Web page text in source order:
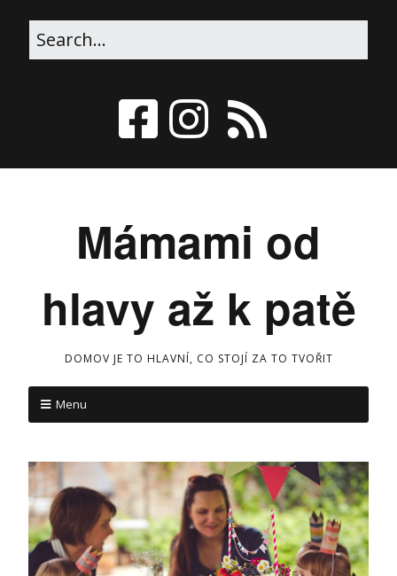
Mámami od
hlavy až k patě
DOMOV JE TO HLAVNÍ, CO STOJÍ ZA TO TVOŘIT
Menu